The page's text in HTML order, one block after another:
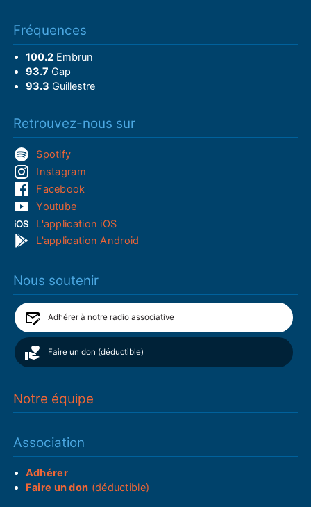
Fréquences
100.2Embrun
93.7 Gap
93.3 Guillestre
Retrouvez-nous sur
Spotify
Instagram
Facebook
Youtube
L'application iOS
L'application Android
Nous soutenir
Adhérer à notre radio associative
Faire un don (déductible)
Notre équipe
Association
Adhérer
Faire un don (déductible)